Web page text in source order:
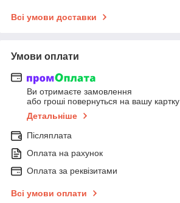
Всі умови доставки
Умови оплати
Ви отримаєте замовлення
або гроші повернуться на вашу картку
Детальніше
Післяплата
Оплата на рахунок
Оплата за реквізитами
Всі умови оплати